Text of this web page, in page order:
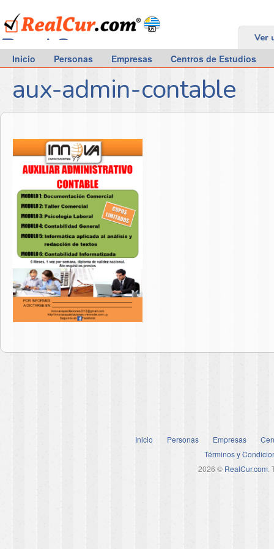
RealCur.com Ver
Inicio Personas Empresas Centros de Estudios
aux-admin-contable
Inicio Personas Empresas
Términos y
2026 © RealCur.com.